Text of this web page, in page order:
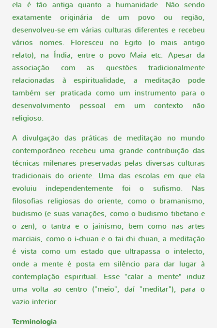
ela é tão antiga quanto a humanidade. Não sendo
exatamente originária de um povo ou região,
desenvolveu-se em várias culturas diferentes e recebeu
vários nomes. Floresceu no Egito (o mais antigo
relato), na Índia, entre o povo Maia etc. Apesar da
associação com as questões tradicionalmente
relacionadas à espiritualidade, a meditação pode
também ser praticada como um instrumento para o
desenvolvimento pessoal em um contexto não
religioso.
A divulgação das práticas de meditação no mundo
contemporâneo recebeu uma grande contribuição das
técnicas milenares preservadas pelas diversas culturas
tradicionais do oriente. Uma das escolas em que ela
evoluiu independentemente foi o sufismo. Nas
filosofias religiosas do oriente, como o bramanismo,
budismo (e suas variações, como o budismo tibetano e
o zen), o tantra e o jainismo, bem como nas artes
marciais, como o i-chuan e o tai chi chuan, a meditação
é vista como um estado que ultrapassa o intelecto,
onde a mente é posta em silêncio para dar lugar à
contemplação espiritual. Esse "calar a mente" induz
uma volta ao centro ("meio", daí "meditar"), para o
vazio interior.
Terminologia